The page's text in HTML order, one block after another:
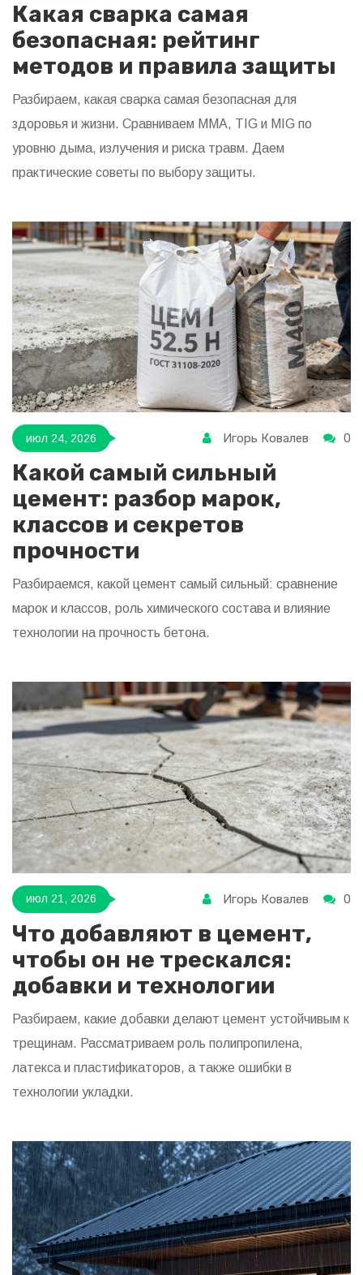
Какая сварка самая
безопасная: рейтинг
методов и правила защиты
Разбираем, какая сварка самая безопасная для
здоровья и жизни. Сравниваем MMA, TIG и MIG по
уровню дыма, излучения и риска травм. Даем
практические советы по выбору защиты.
июл 24, 2026 Игорь Ковалев 0
Какой самый сильный
цемент: разбор марок,
классов и секретов
прочности
Разбираемся, какой цемент самый сильный: сравнение
марок и классов, роль химического состава и влияние
технологии на прочность бетона.
июл 21, 2026 Игорь Ковалев 0
Что добавляют в цемент,
чтобы он не трескался:
добавки и технологии
Разбираем, какие добавки делают цемент устойчивым к
трещинам. Рассматриваем роль полипропилена,
латекса и пластификаторов, а также ошибки в
технологии укладки.